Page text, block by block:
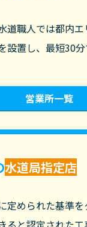
道職人では都内
設置し、最短30
営業所一覧
水道局指定店
定められた基準